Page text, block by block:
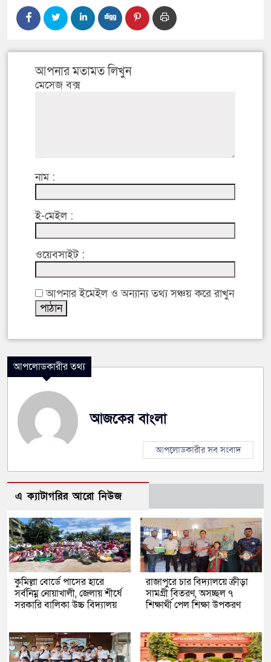
আপনার মতামত লিখুন
মেসেজ বক্স
নাম :
ই-মেইল :
ওয়েবসাইট :
আপনার ইমেইল ও অন্যান্য তথ্য সঞ্চয় করে রাখুন
আপলোডকারীর তথ্য
আজকের বাংলা
আপলোডকারীর সব সংবাদ
এ ক্যাটাগরির আরো নিউজ
কুমিল্লা বোর্ডে পাসের হারে
সর্বনিম্ন নোয়াখালী, জেলায় শীর্ষে
সরকারি বালিকা উচ্চ বিদ্যালয়
রাজাপুরে চার বিদ্যালয়ে ক্রীড়া
সামগ্রী বিতরণ, অসচ্ছল ৭
শিক্ষার্থী পেল শিক্ষা উপকরণ